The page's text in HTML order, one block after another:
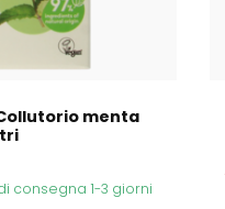
menta
consegna 1-3 giorni